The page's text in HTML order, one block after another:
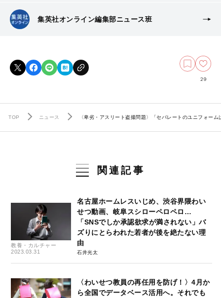
集英社オンライン編集部ニュース班
29
TOP ニュース 〈卑劣・アスリート盗撮問題〉「セパレートのユニフォー
関連記事
教養・カルチャー
2023.03.31
名古屋ホームレスいじめ、渋谷界隈わい
せつ動画、岐阜スシローペロペロ…
「SNSでしか承認欲求が満されない」バ
ズりにとらわれた若者が後を絶たない理
由
石井光太
〈わいせつ教員の再任用を防げ！〉4月か
ら全国でデータベース活用へ。それでも